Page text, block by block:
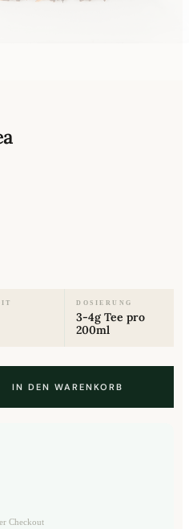
DOSIERUNG
3-4g Tee pro
200ml
IN DEN WARENKORB
Checkout